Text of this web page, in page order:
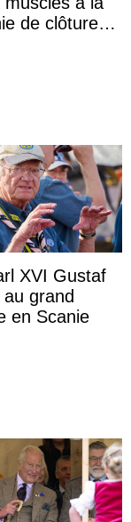
de clôture
XVI Gustaf
grand
en Scanie